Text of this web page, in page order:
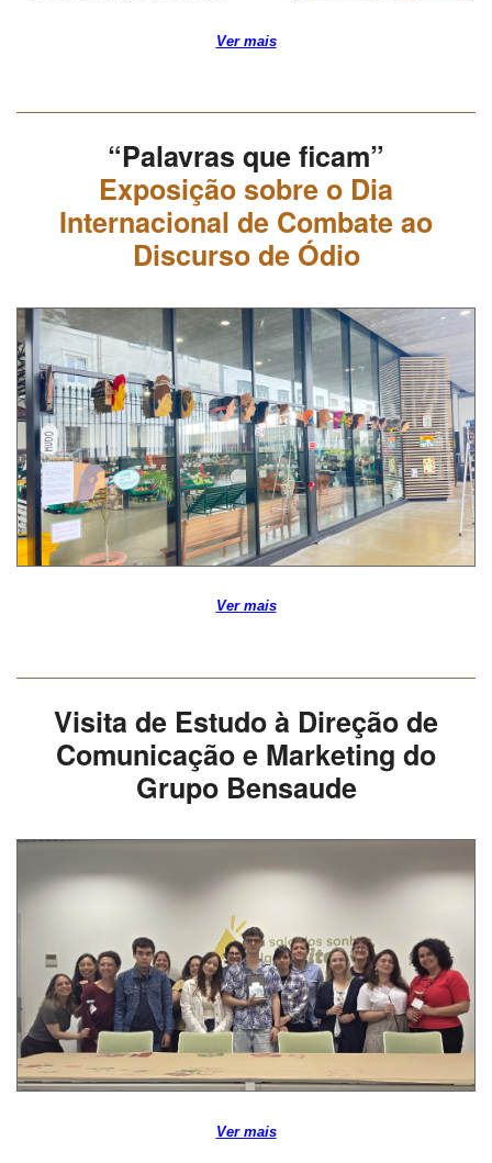
Ver mais
“Palavras que ficam”
Exposição sobre o Dia
Internacional de Combate ao
Discurso de Ódio
Ver mais
Visita de Estudo à Direção de
Comunicação e Marketing do
Grupo Bensaude
Ver mais